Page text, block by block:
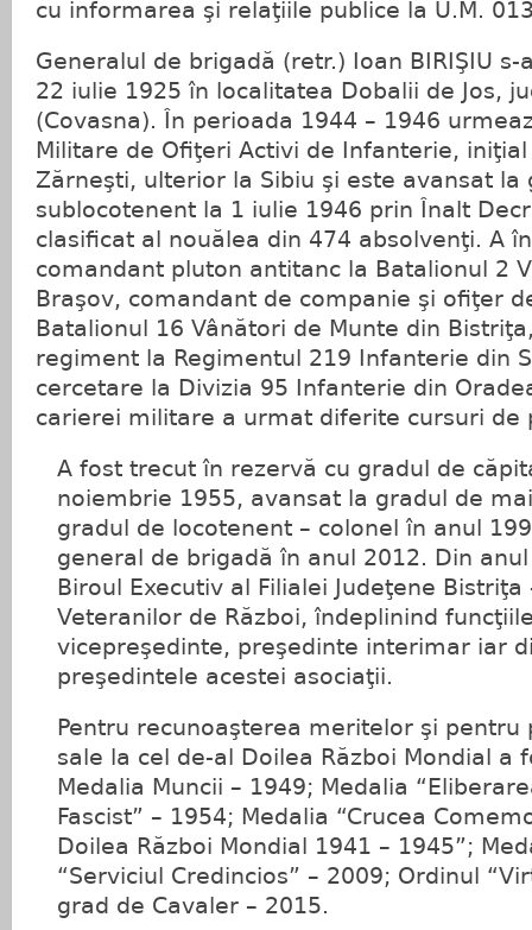
cu informarea şi relaţiile publice la U.M.
Generalul de brigadă (retr.) Ioan BIRIŞIU
22 iulie 1925 în localitatea Dobalii de Jos,
(Covasna). În perioada 1944 – 1946
Militare de Ofiţeri Activi de Infanterie,
Zărneşti, ulterior la Sibiu şi este avansat la
sublocotenent la 1 iulie 1946 prin Înalt
clasificat al nouălea din 474 absolvenţi. A
comandant pluton antitanc la Batalionul 2
Braşov, comandant de companie şi ofiţer
Batalionul 16 Vânători de Munte din
regiment la Regimentul 219 Infanterie din
cercetare la Divizia 95 Infanterie din
carierei militare a urmat diferite cursuri de
A fost trecut în rezervă cu gradul de
noiembrie 1955, avansat la gradul de
gradul de locotenent – colonel în anul
general de brigadă în anul 2012. Din
Biroul Executiv al Filialei Judeţene Bistriţa
Veteranilor de Război, îndeplinind
vicepreşedinte, preşedinte interimar iar
preşedintele acestei asociaţii.
Pentru recunoaşterea meritelor şi
sale la cel de-al Doilea Război Mondial a
Medalia Muncii – 1949; Medalia
Fascist” – 1954; Medalia “Crucea
Doilea Război Mondial 1941 – 1945”;
“Serviciul Credincios” – 2009; Ordinul
grad de Cavaler – 2015.